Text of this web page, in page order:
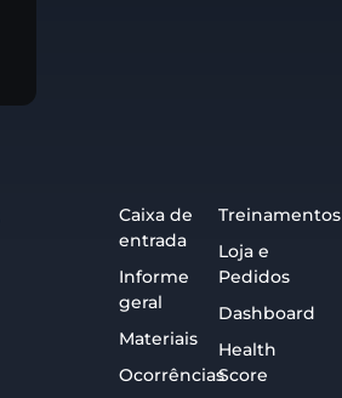
Caixa de
entrada
Informe
geral
Materiais
Ocorrências
Treinamentos
Loja e
Pedidos
Dashboard
Health
Score